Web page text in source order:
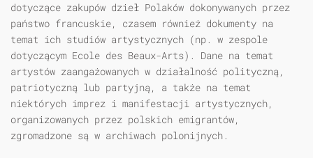
dotyczące zakupów dzieł Polaków dokonywanych przez
państwo francuskie, czasem również dokumenty na
temat ich studiów artystycznych (np. w zespole
dotyczącym Ecole des Beaux-Arts). Dane na temat
artystów zaangażowanych w działalność polityczną,
patriotyczną lub partyjną, a także na temat
niektórych imprez i manifestacji artystycznych,
organizowanych przez polskich emigrantów,
zgromadzone są w archiwach polonijnych.